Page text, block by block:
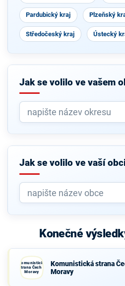
Pardubický kraj Plzeňský
Středočeský kraj Ústecký
Jak se volilo ve vašem
Jak se volilo ve vaší
Konečné
Komunistická
strana Čech a
Moravy
Komunistická strana
Moravy